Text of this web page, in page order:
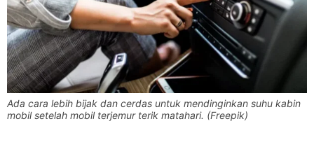
Ada cara lebih bijak dan cerdas untuk mendinginkan suhu kabin
mobil setelah mobil terjemur terik matahari. (Freepik)